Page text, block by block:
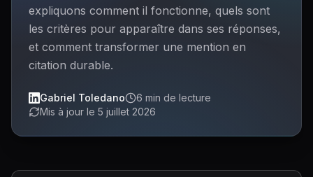
expliquons comment il fonctionne, quels sont
les critères pour apparaître dans ses réponses,
et comment transformer une mention en
citation durable.
Gabriel Toledano
6 min de lecture
Mis à jour le 5 juillet 2026